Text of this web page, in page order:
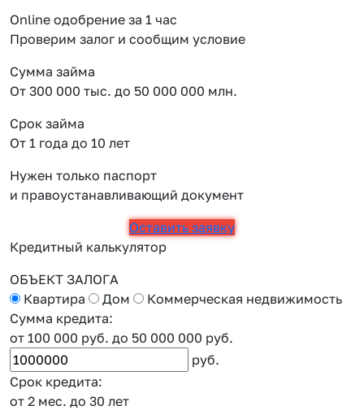
Online одобрение за 1 час
Проверим залог и сообщим условие
Сумма займа
От 300 000 тыс. до 50 000 000 млн.
Срок займа
От 1 года до 10 лет
Нужен только паспорт
и правоустанавливающий документ
Оставить заявку
Кредитный калькулятор
ОБЪЕКТ ЗАЛОГА
Квартира
Дом
Коммерческая недвижимость
Сумма кредита:
от 100 000 руб. до 50 000 000 руб.
руб.
Срок кредита:
от 2 мес. до 30 лет